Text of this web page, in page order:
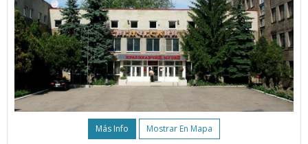
Más Info Mostrar En Mapa